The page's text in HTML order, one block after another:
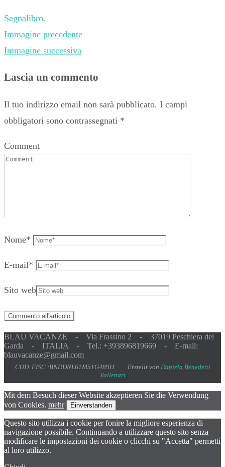
Segnalibro.
Immagine precedente
Immagine successiva
Lascia un commento
Il tuo indirizzo email non sarà pubblicato. I campi
obbligatori sono contrassegnati *
Comment
Nome*
E-mail*
Sito web
BLAU VACANZE - Via Frassino 2 - 37019 Peschiera del
Garda - ITALIA - Tel.: +393896819669 - E-mail:
blauvacanze@gmail.com
COD. FISC.:BNDDNL61M51G489H Erstellt von Daniela Benedetti
Vallenari
Mit dem Besuch dieser Website akzeptieren Sie die Verwendung
von Cookies. mehr Einverstanden
Questo sito utilizza i cookie per fonire la migliore esperienza di
navigazione possibile. Continuando a utilizzare questo sito senza
modificare le impostazioni dei cookie o clicchi su "Accetta" permetti
al loro utilizzo.